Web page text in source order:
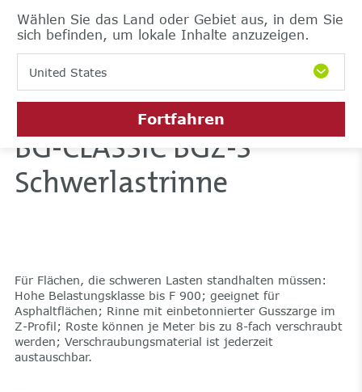
Wählen Sie das Land oder Gebiet aus, in dem Sie
sich befinden, um lokale Inhalte anzuzeigen.
United States
Fortfahren
BG-CLASSIC BGZ-S
Schwerlastrinne
Für Flächen, die schweren Lasten standhalten müssen:
Hohe Belastungsklasse bis F 900; geeignet für
Asphaltflächen; Rinne mit einbetonnierter Gusszarge im
Z-Profil; Roste können je Meter bis zu 8-fach verschraubt
werden; Verschraubungsmaterial ist jederzeit
austauschbar.